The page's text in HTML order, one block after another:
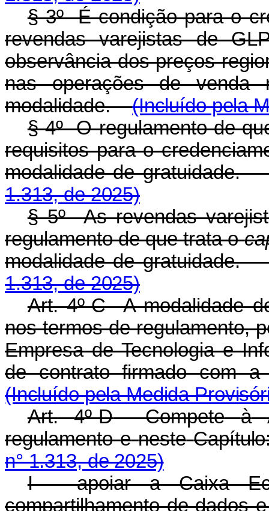
§ 3º É condição para o
revendas varejistas de
observância dos preços
nas operações de venda
modalidade.
(Incluído pela
§ 4º O regulamento de
requisitos para o
modalidade de gratuidade.
1.313, de 2025)
§ 5º As revendas
regulamento de que trata o
modalidade de gratuidade.
1.313, de 2025)
Art. 4º-C A modalidade
nos termos de regulamento,
Empresa de Tecnologia e
de contrato firmado com a
(Incluído pela Medida
Art.
4º-D Compete à
regulamento e neste
n° 1.313, de 2025)
I - apoiar a Caixa
compartilhamento de dados